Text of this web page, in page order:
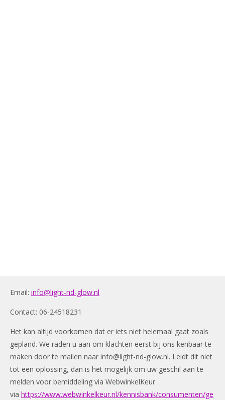
Email: info@light-nd-glow.nl
Contact: 06-24518231
Het kan altijd voorkomen dat er iets niet helemaal gaat zoals
gepland. We raden u aan om klachten eerst bij ons kenbaar te
maken door te mailen naar info@light-nd-glow.nl. Leidt dit niet
tot een oplossing, dan is het mogelijk om uw geschil aan te
melden voor bemiddeling via WebwinkelKeur
via https://www.webwinkelkeur.nl/kennisbank/consumenten/ge